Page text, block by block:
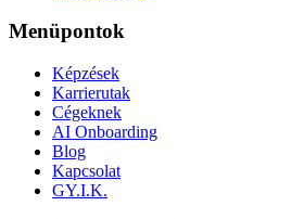
Menüpontok
Képzések
Karrierutak
Cégeknek
AI Onboarding
Blog
Kapcsolat
GY.I.K.